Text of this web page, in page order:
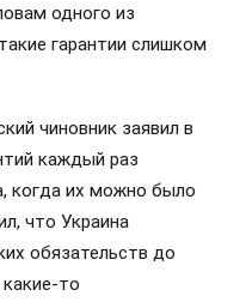
одного из
гарантии слишком
чиновник заявил в
каждый раз
когда их можно было
что Украина
обязательств до
то